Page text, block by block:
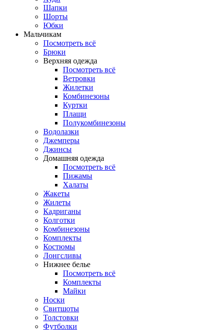
Шапки
Шорты
Юбки
Мальчикам
Посмотреть всё
Брюки
Верхняя одежда
Посмотреть всё
Ветровки
Жилетки
Комбинезоны
Куртки
Плащи
Полукомбинезоны
Водолазки
Джемперы
Джинсы
Домашняя одежда
Посмотреть всё
Пижамы
Халаты
Жакеты
Жилеты
Кадриганы
Колготки
Комбинезоны
Комплекты
Костюмы
Лонгсливы
Нижнее белье
Посмотреть всё
Комплекты
Майки
Носки
Свитшоты
Толстовки
Футболки